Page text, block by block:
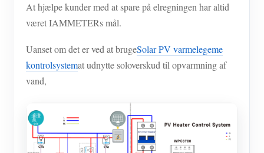
At hjælpe kunder med at spare på elregningen har altid
været IAMMETERs mål.
Uanset om det er ved at brugeSolar PV varmelegeme
kontrolsystemat udnytte soloverskud til opvarmning af
vand,